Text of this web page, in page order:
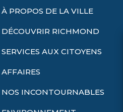
À PROPOS DE LA VILLE
DÉCOUVRIR RICHMOND
SERVICES AUX CITOYENS
AFFAIRES
NOS INCONTOURNABLES